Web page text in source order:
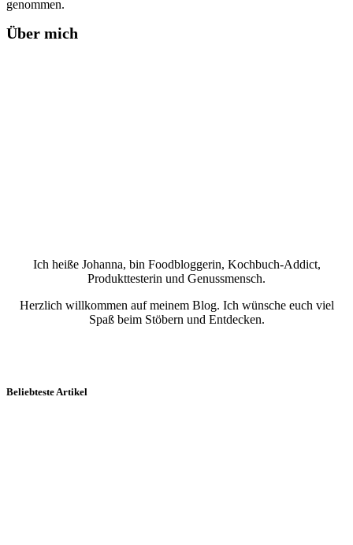
genommen.
Über mich
Ich heiße Johanna, bin Foodbloggerin, Kochbuch-Addict,
Produkttesterin und Genussmensch.
Herzlich willkommen auf meinem Blog. Ich wünsche euch viel
Spaß beim Stöbern und Entdecken.
Beliebteste Artikel